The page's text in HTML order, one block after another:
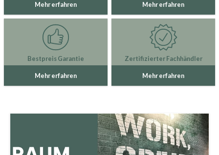
Mehr erfahren Mehr erfahren
Bestpreis Garantie
Mehr erfahren
Zertifizierter Fachhändler
Mehr erfahren